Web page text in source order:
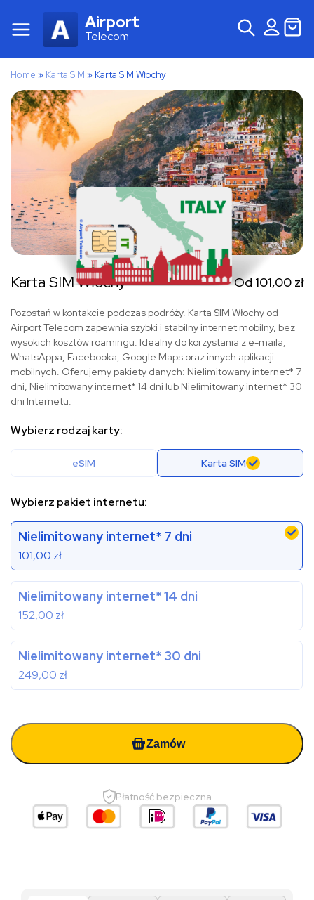
Airport
Telecom
Home » Karta SIM » Karta SIM Włochy
Karta SIM Włochy Od 101,00 zł
Pozostań w kontakcie podczas podróży. Karta SIM Włochy od
Airport Telecom zapewnia szybki i stabilny internet mobilny, bez
wysokich kosztów roamingu. Idealny do korzystania z e-maila,
WhatsAppa, Facebooka, Google Maps oraz innych aplikacji
mobilnych. Oferujemy pakiety danych: Nielimitowany internet* 7
dni, Nielimitowany internet* 14 dni lub Nielimitowany internet* 30
dni Internetu.
Wybierz rodzaj karty:
eSIM Karta SIM
Wybierz pakiet internetu:
Nielimitowany internet* 7 dni
101,00 zł
Nielimitowany internet* 14 dni
152,00 zł
Nielimitowany internet* 30 dni
249,00 zł
Zamów
Płatność bezpieczna